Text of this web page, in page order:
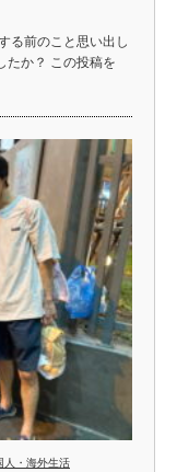
る前のこと思い出し
たか？ この投稿を
人・海外生活